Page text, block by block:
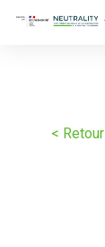
< Retour